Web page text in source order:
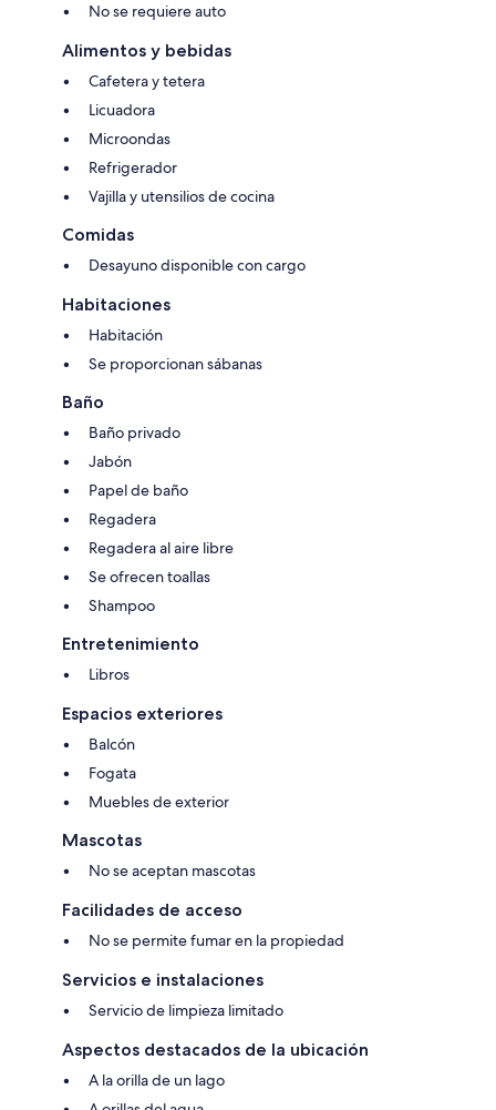
No se requiere auto
Alimentos y bebidas
Cafetera y tetera
Licuadora
Microondas
Refrigerador
Vajilla y utensilios de cocina
Comidas
Desayuno disponible con cargo
Habitaciones
Habitación
Se proporcionan sábanas
Baño
Baño privado
Jabón
Papel de baño
Regadera
Regadera al aire libre
Se ofrecen toallas
Shampoo
Entretenimiento
Libros
Espacios exteriores
Balcón
Fogata
Muebles de exterior
Mascotas
No se aceptan mascotas
Facilidades de acceso
No se permite fumar en la propiedad
Servicios e instalaciones
Servicio de limpieza limitado
Aspectos destacados de la ubicación
A la orilla de un lago